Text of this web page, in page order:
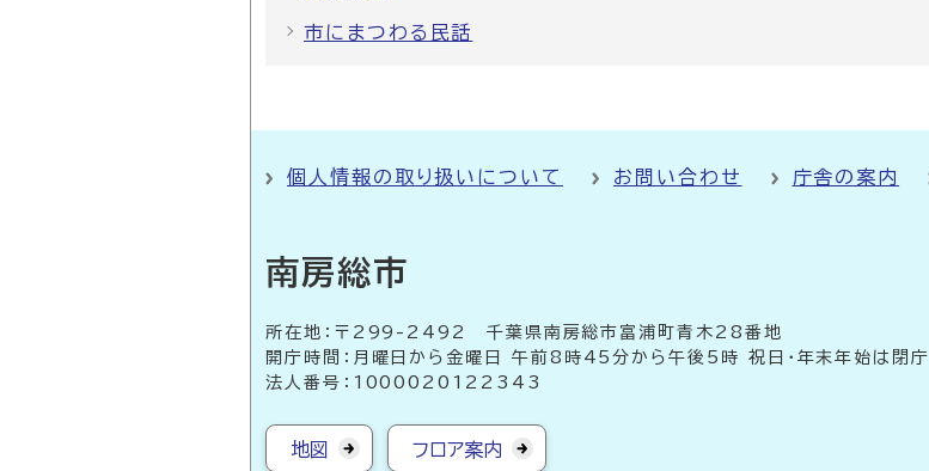
市にまつわる民話
個人情報の取り扱いについて お問い合わせ 庁舎の案内
南房総市
所在地：〒299-2492 千葉県南房総市富浦町青木28番地
開庁時間：月曜日から金曜日 午前8時45分から午後5時 祝日・年末年始は閉庁
法人番号：1000020122343
地図 フロア案内